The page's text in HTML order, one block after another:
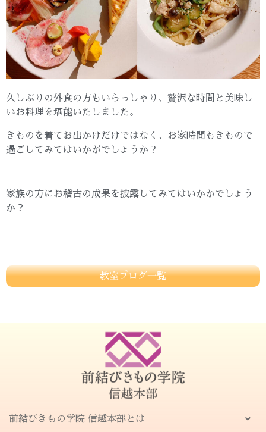
久しぶりの外食の方もいらっしゃり、贅沢な時間と美味し
いお料理を堪能いたしました。
きものを着てお出かけだけではなく、お家時間もきもので
過ごしてみてはいかがでしょうか ?
家族の方にお稽古の成果を披露してみてはいかかでしょう
か？
教室ブログ一覧
前結びきもの学院 信越本部とは